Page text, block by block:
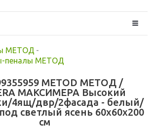
МЕТОД -
пеналы МЕТОД
METOD МЕТОД /
МАКСИМЕРА Высокий
4ящ/двр/2фасада - белый/
светлый ясень 60x60x200
см